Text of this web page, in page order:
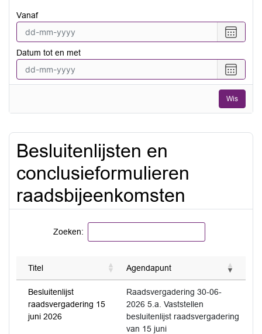
vanaf
een
vanaf
Datum tot en met
een
datum
tot
en
Wis
Besluitenlijsten en
conclusieformulieren
raadsbijeenkomsten
Zoeken:
Titel Agendapunt
Besluitenlijst
raadsvergadering 15
juni 2026
Raadsvergadering 30-06-
2026 5.a. Vaststellen
besluitenlijst raadsvergadering
van 15 juni